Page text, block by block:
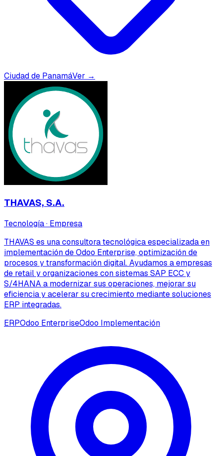
Ciudad de PanamáVer →
THAVAS, S.A.
Tecnología· Empresa
THAVAS es una consultora tecnológica especializada en
implementación de Odoo Enterprise, optimización de
procesos y transformación digital. Ayudamos a empresas
de retail y organizaciones con sistemas SAP ECC y
S/4HANA a modernizar sus operaciones, mejorar su
eficiencia y acelerar su crecimiento mediante soluciones
ERP integradas.
ERPOdoo EnterpriseOdoo Implementación